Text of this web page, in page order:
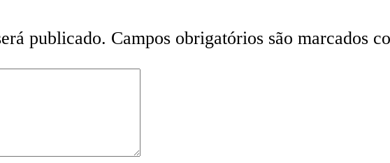
publicado. Campos obrigatórios são marcados